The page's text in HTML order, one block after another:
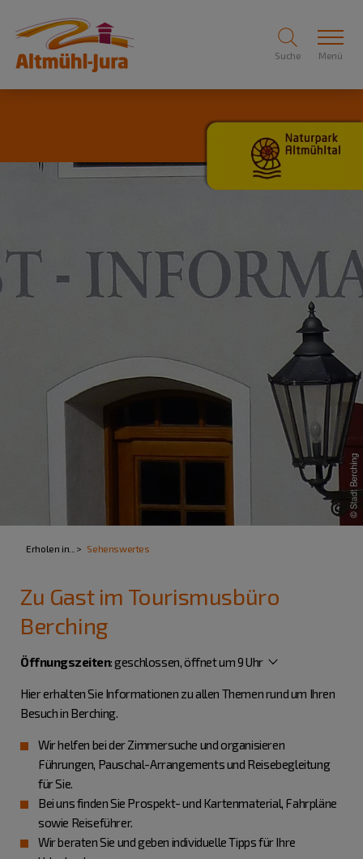
Suche Menü
Erholen in... Sehenswertes
Zu Gast im Tourismusbüro
Berching
Öffnungszeiten:geschlossen, öffnet um 9 Uhr
Hier erhalten Sie Informationen zu allen Themen rund um Ihren
Besuch in Berching.
Wir helfen bei der Zimmersuche und organisieren
Führungen, Pauschal-Arrangements und Reisebegleitung
für Sie.
Bei uns finden Sie Prospekt- und Kartenmaterial, Fahrpläne
sowie Reiseführer.
Wir beraten Sie und geben individuelle Tipps für Ihre